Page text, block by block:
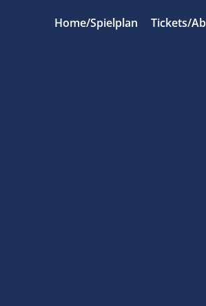
Home/Spielplan Tickets/